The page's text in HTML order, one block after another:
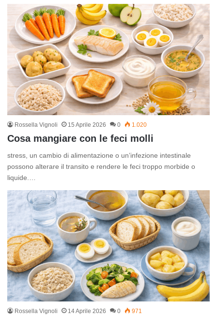
Rossella Vignoli 15 Aprile 2026 0 1.020
Cosa mangiare con le feci molli
stress, un cambio di alimentazione o un’infezione intestinale
possono alterare il transito e rendere le feci troppo morbide o
liquide.…
Rossella Vignoli 14 Aprile 2026 0 971